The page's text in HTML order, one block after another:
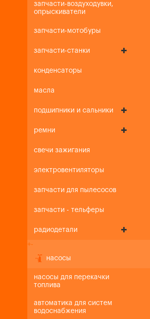
запчасти-воздуходувки,
опрыскиватели
запчасти-мотобуры
запчасти-станки
конденсаторы
масла
подшипники и сальники
ремни
свечи зажигания
электровентиляторы
запчасти для пылесосов
запчасти - тельферы
радиодетали
+-
насосы
насосы для перекачки
топлива
автоматика для систем
водоснабжения